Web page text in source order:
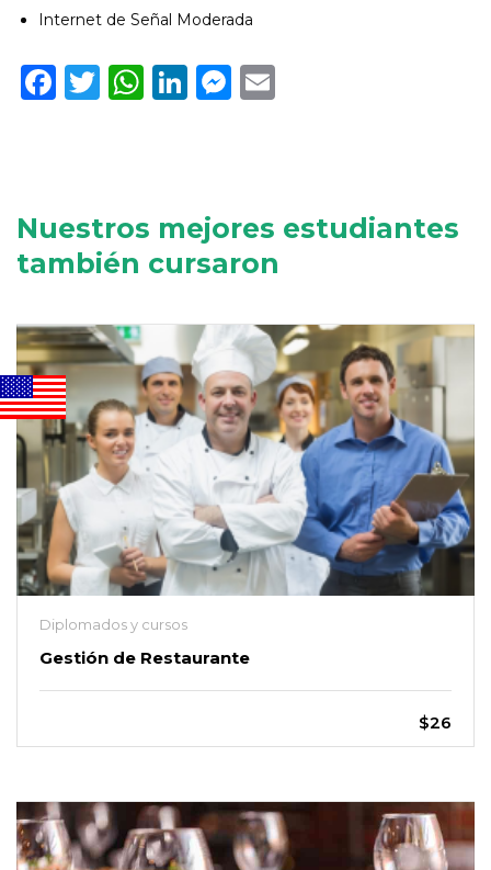
Internet de Señal Moderada
Facebook
Twitter
WhatsApp
LinkedIn
Messenger
Nuestros mejores estudiantes
también cursaron
Diplomados y cursos
Gestión de Restaurante
$26